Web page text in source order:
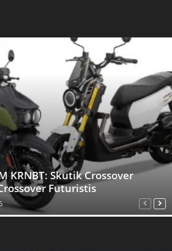
KRNBT: Skutik Crossover
Futuristis